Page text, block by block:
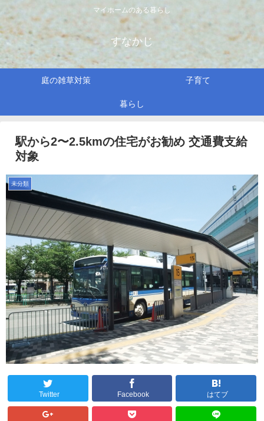
マイホームのある暮らし
すなかじ
庭の雑草対策 子育て
暮らし
駅から2〜2.5kmの住宅がお勧め 交通費支給
対象
未分類
Twitter Facebook はてブ